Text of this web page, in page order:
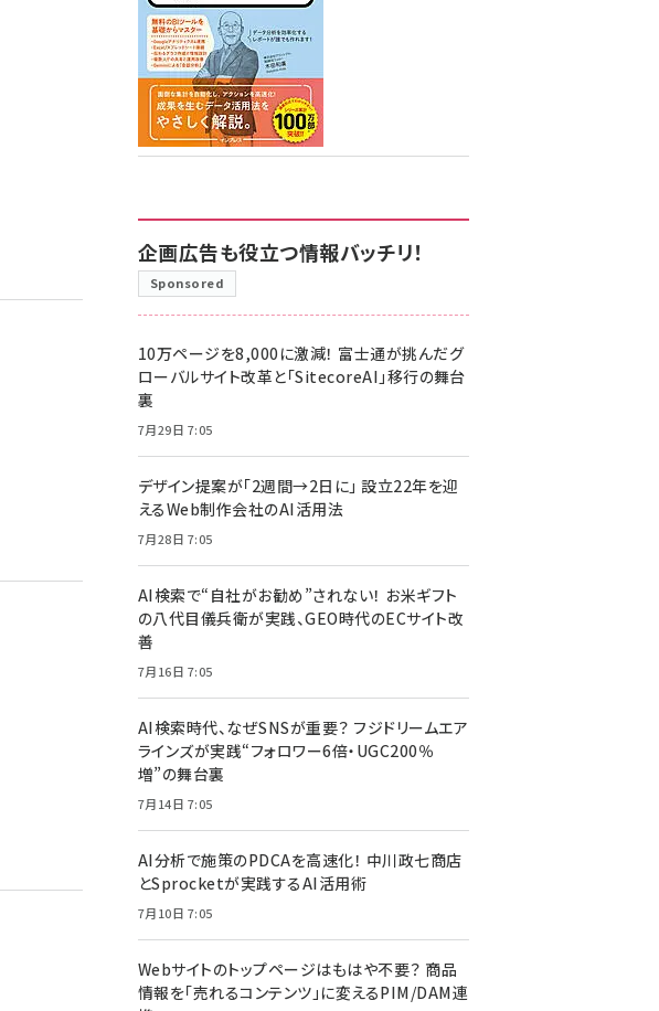
7月31日 10:00
企画広告も役立つ情報バッチリ！
Sponsored
10万ページを8,000に激減！ 富士通が挑んだグ
ローバルサイト改革と「SitecoreAI」移行の舞台
裏
7月29日 7:05
デザイン提案が「2週間→2日に」 設立22年を迎
えるWeb制作会社のAI活用法
7月28日 7:05
AI検索で“自社がお勧め”されない！ お米ギフト
の八代目儀兵衛が実践、GEO時代のECサイト改
善
7月16日 7:05
AI検索時代、なぜSNSが重要？ フジドリームエア
ラインズが実践“フォロワー6倍・UGC200％
増”の舞台裏
7月14日 7:05
AI分析で施策のPDCAを高速化！ 中川政七商店
とSprocketが実践するAI活用術
7月10日 7:05
Webサイトのトップページはもはや不要？ 商品
情報を「売れるコンテンツ」に変えるPIM/DAM連